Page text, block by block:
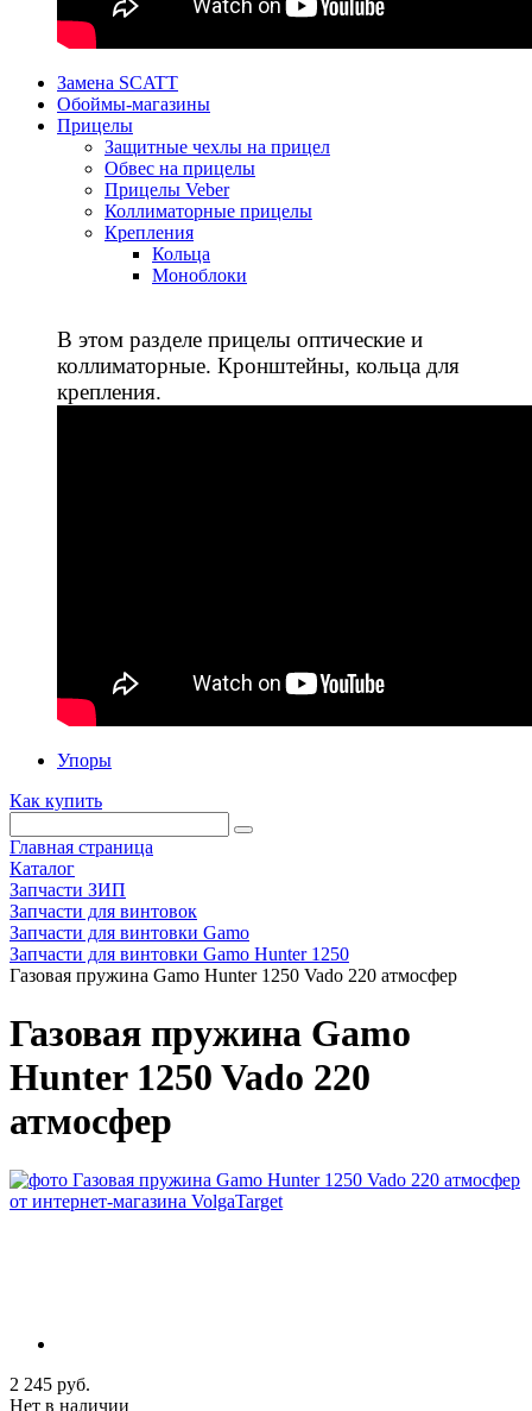
Замена SCATT
Обоймы-магазины
Прицелы
Защитные чехлы на прицел
Обвес на прицелы
Прицелы Veber
Коллиматорные прицелы
Крепления
Кольца
Моноблоки
В этом разделе прицелы оптические и
коллиматорные. Кронштейны, кольца для
крепления.
Упоры
Как купить
Главная страница
Каталог
Запчасти ЗИП
Запчасти для винтовок
Запчасти для винтовки Gamo
Запчасти для винтовки Gamo Hunter 1250
Газовая пружина Gamo Hunter 1250 Vado 220 атмосфер
Газовая пружина Gamo
Hunter 1250 Vado 220
атмосфер
2 245 руб.
Нет в наличии